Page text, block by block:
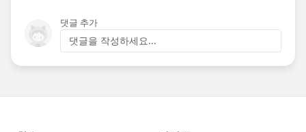
댓글 추가
댓글을 작성하세요...